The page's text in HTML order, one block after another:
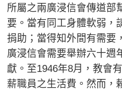
所屬之兩廣浸信會傳道部
要。當有同工身體軟弱，
捐助；當得知外間有需要
廣浸信會需要舉辦六十週
獻。至1946年8月，教會
薪職員之生活費。然而，